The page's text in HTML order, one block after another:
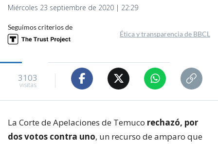
Miércoles 23 septiembre de 2020 | 22:29
Seguimos criterios de
Ética y transparencia de BBCL
3103
visitas
La Corte de Apelaciones de Temuco rechazó, por
dos votos contra uno, un recurso de amparo que